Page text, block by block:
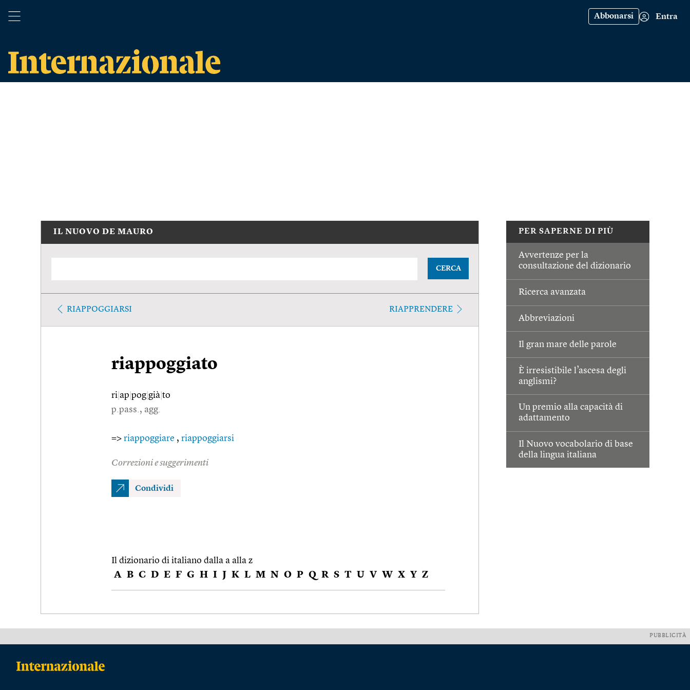
Abbonarsi Entra
PER SAPERNE DI PIÙ
Avvertenze per la
consultazione del dizionario
Ricerca avanzata
Abbreviazioni
Il gran mare delle parole
È irresistibile l’ascesa degli
anglismi?
Un premio alla capacità di
adattamento
Il Nuovo vocabolario di base
della lingua italiana
IL NUOVO DE MAURO
CERCA
RIAPPOGGIARSI RIAPPRENDERE
riappoggiato
ri ap pog già to
p.pass., agg.
=> riappoggiare , riappoggiarsi
Correzioni e suggerimenti
Condividi
Il dizionario di italiano dalla a alla z
A B C D E F G H I J K L M N O P Q R S T U V W X Y Z
PUBBLICITÀ